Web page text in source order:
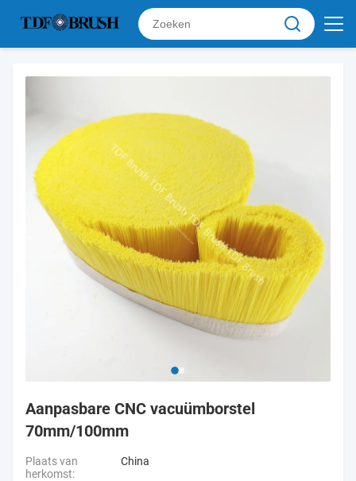
Aanpasbare CNC vacuümborstel
70mm/100mm
Plaats van
herkomst:
China